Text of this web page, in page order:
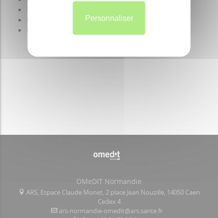
23/02/2024)
OMeDIT Normandie
ARS, Espace Claude Monet, 2 place Jean Nouzille, 14050 Caen
Cedex 4
ars-normandie-omedit@ars.sante.fr
Personnaliser